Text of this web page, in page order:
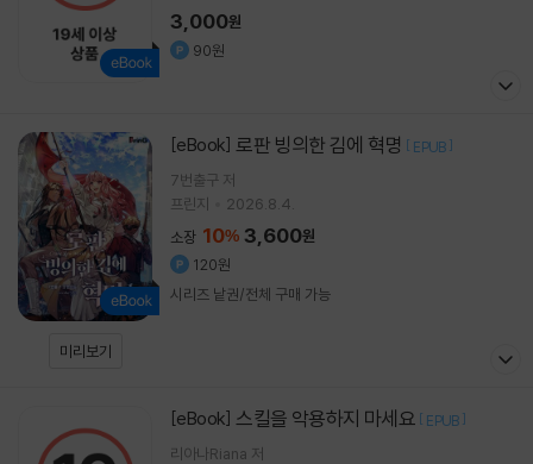
3,000원
90원
미리보기
[eBook] 로판 빙의한 김에 혁명 [ EPUB ]
7번출구 저
프린지
2026.8.4.
10%
소장 3,600원
120원
시리즈 낱권/전체 구매 가능
[eBook] 스킬을 악용하지 마세요 [ EPUB ]
리아나Riana 저